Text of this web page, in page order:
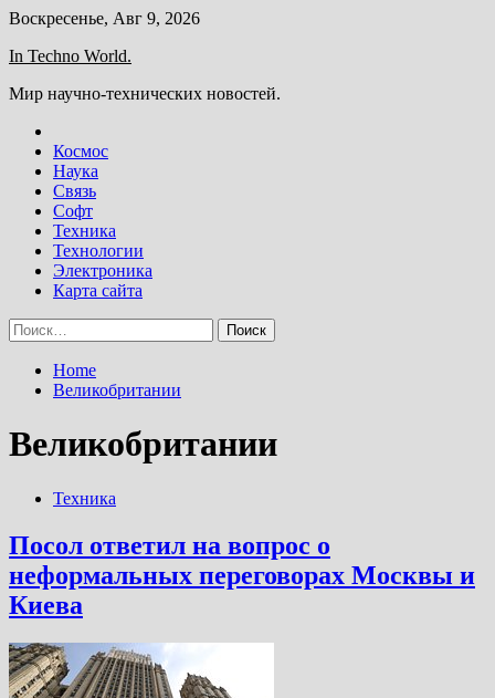
Skip
content
Воскресенье, Авг 9, 2026
In Techno World.
Мир научно-технических новостей.
Космос
Наука
Связь
Софт
Техника
Технологии
Электроника
Карта сайта
Найти:
Home
Великобритании
Великобритании
Техника
Посол ответил на вопрос о
неформальных переговорах Москвы и
Киева